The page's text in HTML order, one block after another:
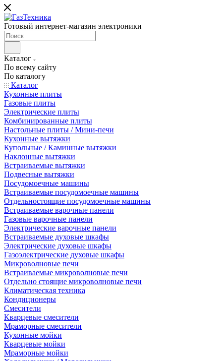
Готовый интернет-магазин электроники
Каталог
По всему сайту
По каталогу
Каталог
Кухонные плиты
Газовые плиты
Электрические плиты
Комбинированные плиты
Настольные плиты / Мини-печи
Кухонные вытяжки
Купольные / Каминные вытяжки
Наклонные вытяжки
Встраиваемые вытяжки
Подвесные вытяжки
Посудомоечные машины
Встраиваемые посудомоечные машины
Отдельностоящие посудомоечные машины
Встраиваемые варочные панели
Газовые варочные панели
Электрические варочные панели
Встраиваемые духовые шкафы
Электрические духовые шкафы
Газоэлектрические духовые шкафы
Микроволновые печи
Встраиваемые микроволновые печи
Отдельно стоящие микроволновые печи
Климатическая техника
Кондиционеры
Смесители
Кварцевые смесители
Мраморные смесители
Кухонные мойки
Кварцевые мойки
Мраморные мойки